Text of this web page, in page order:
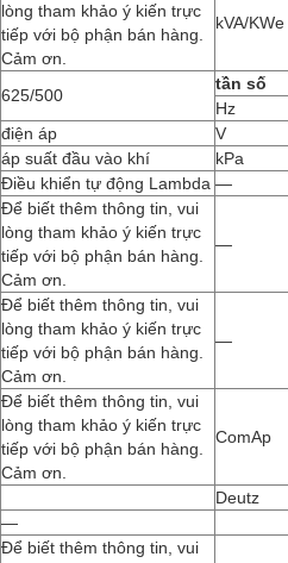
lòng tham khảo ý kiến trực
tiếp với bộ phận bán hàng.
Cảm ơn.
kVA/KWe
625/500
tần số
Hz
điện áp
V
áp suất đầu vào khí
kPa
Điều khiển tự động Lambda —
Để biết thêm thông tin, vui
lòng tham khảo ý kiến trực
tiếp với bộ phận bán hàng.
Cảm ơn.
—
Để biết thêm thông tin, vui
lòng tham khảo ý kiến trực
tiếp với bộ phận bán hàng.
Cảm ơn.
—
Để biết thêm thông tin, vui
lòng tham khảo ý kiến trực
tiếp với bộ phận bán hàng.
Cảm ơn.
ComAp
Deutz
—
Để biết thêm thông tin, vui